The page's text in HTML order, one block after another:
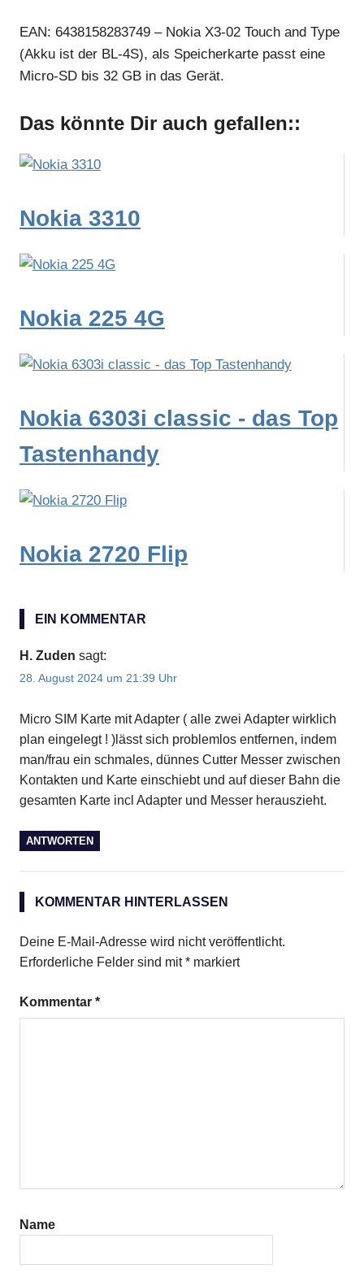
EAN: 6438158283749 – Nokia X3-02 Touch and Type
(Akku ist der BL-4S), als Speicherkarte passt eine
Micro-SD bis 32 GB in das Gerät.
Das könnte Dir auch gefallen::
Nokia 3310
Nokia 225 4G
Nokia 6303i classic - das Top
Tastenhandy
Nokia 2720 Flip
EIN KOMMENTAR
H. Zuden sagt:
28. August 2024 um 21:39 Uhr
Micro SIM Karte mit Adapter ( alle zwei Adapter wirklich
plan eingelegt ! )lässt sich problemlos entfernen, indem
man/frau ein schmales, dünnes Cutter Messer zwischen
Kontakten und Karte einschiebt und auf dieser Bahn die
gesamten Karte incl Adapter und Messer herauszieht.
ANTWORTEN
KOMMENTAR HINTERLASSEN
Deine E-Mail-Adresse wird nicht veröffentlicht.
Erforderliche Felder sind mit* markiert
Kommentar *
Name